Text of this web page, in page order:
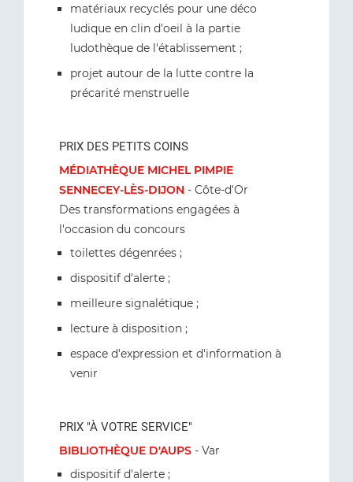
matériaux recyclés pour une déco
ludique en clin d'oeil à la partie
ludothèque de l'établissement ;
projet autour de la lutte contre la
précarité menstruelle
PRIX DES PETITS COINS
MÉDIATHÈQUE MICHEL PIMPIE
SENNECEY-LÈS-DIJON - Côte-d'Or
Des transformations engagées à
l'occasion du concours
toilettes dégenrées ;
dispositif d'alerte ;
meilleure signalétique ;
lecture à disposition ;
espace d'expression et d'information à
venir
PRIX "À VOTRE SERVICE"
BIBLIOTHÈQUE D'AUPS - Var
dispositif d'alerte ;